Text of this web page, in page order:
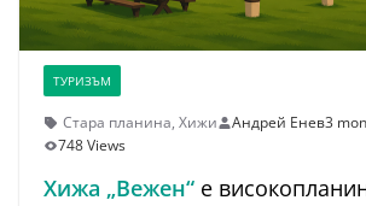
ТУРИЗЪМ
Стара планина, Хижи Андрей Енев3
748 Views
Хижа „Вежен“ е